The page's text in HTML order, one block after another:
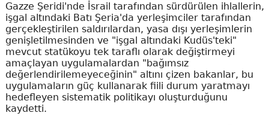
Gazze Şeridi'nde İsrail tarafından sürdürülen ihlallerin,
işgal altındaki Batı Şeria'da yerleşimciler tarafından
gerçekleştirilen saldırılardan, yasa dışı yerleşimlerin
genişletilmesinden ve "işgal altındaki Kudüs'teki"
mevcut statükoyu tek taraflı olarak değiştirmeyi
amaçlayan uygulamalardan "bağımsız
değerlendirilemeyeceğinin" altını çizen bakanlar, bu
uygulamaların güç kullanarak fiili durum yaratmayı
hedefleyen sistematik politikayı oluşturduğunu
kaydetti.